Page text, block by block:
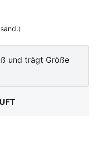
)
und trägt Größe